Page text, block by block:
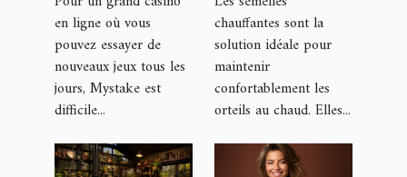
en ligne où vous
pouvez essayer de
nouveaux jeux tous les
jours, Mystake est
difficile...
chauffantes sont la
solution idéale pour
maintenir
confortablement les
orteils au chaud. Elles...